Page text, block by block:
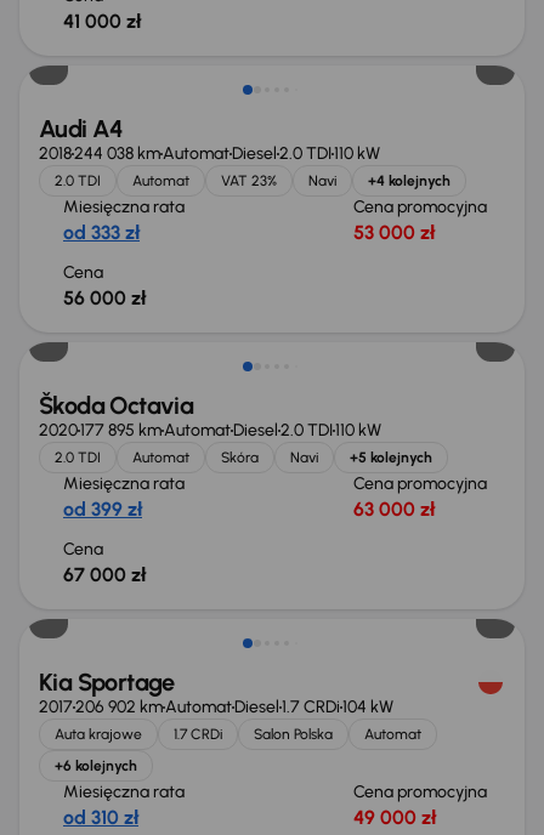
41 000 zł
Audi A4
2018244 038 kmAutomatDiesel2.0 TDI110 kW
2.0 TDI Automat VAT 23% Navi +4 kolejnych
Miesięczna rata
od 333 zł
Cena promocyjna
53 000 zł
Cena
56 000 zł
Škoda Octavia
2020177 895 kmAutomatDiesel2.0 TDI110 kW
2.0 TDI Automat Skóra Navi +5 kolejnych
Miesięczna rata
od 399 zł
Cena promocyjna
63 000 zł
Cena
67 000 zł
Kia Sportage
2017206 902 kmAutomatDiesel1.7 CRDi104 kW
Auta krajowe 1.7 CRDi Salon Polska
Automat
+6 kolejnych
Miesięczna rata
od 310 zł
Cena promocyjna
49 000 zł